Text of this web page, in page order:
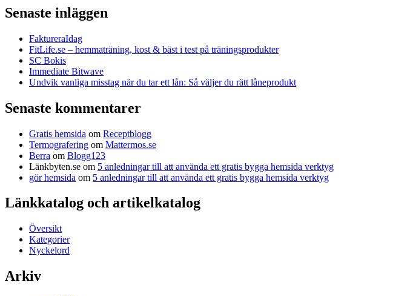
Senaste inläggen
FaktureraIdag
FitLife.se – hemmaträning, kost & bäst i test på träningsprodukter
SC Bokis
Immediate Bitwave
Undvik vanliga misstag när du tar ett lån: Så väljer du rätt låneprodukt
Senaste kommentarer
Gratis hemsida om Receptblogg
Termografering om Mattermos.se
Berra om Blogg123
Länkbyten.se om 5 anledningar till att använda ett gratis bygga hemsida verktyg
gör hemsida om 5 anledningar till att använda ett gratis bygga hemsida verktyg
Länkkatalog och artikelkatalog
Översikt
Kategorier
Nyckelord
Arkiv